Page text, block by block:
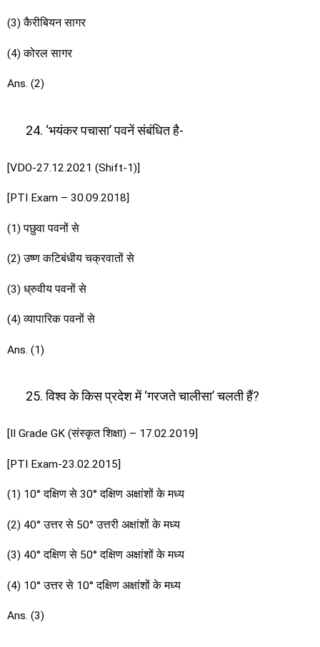
(3) कैरीबियन सागर
(4) कोरल सागर
Ans. (2)
‘भयंकर पचासा’ पवनें संबंधित है-
[VDO-27.12.2021 (Shift-1)]
[PTI Exam – 30.09.2018]
(1) पछुवा पवनों से
(2) उष्ण कटिबंधीय चक्रवातों से
(3) ध्रुवीय पवनों से
(4) व्यापारिक पवनों से
Ans. (1)
विश्व के किस प्रदेश में ‘गरजते चालीसा’ चलती हैं?
[II Grade GK (संस्कृत शिक्षा) – 17.02.2019]
[PTI Exam-23.02.2015]
(1) 10° दक्षिण से 30° दक्षिण अक्षांशों के मध्य
(2) 40° उत्तर से 50° उत्तरी अक्षांशों के मध्य
(3) 40° दक्षिण से 50° दक्षिण अक्षांशों के मध्य
(4) 10° उत्तर से 10° दक्षिण अक्षांशों के मध्य
Ans. (3)